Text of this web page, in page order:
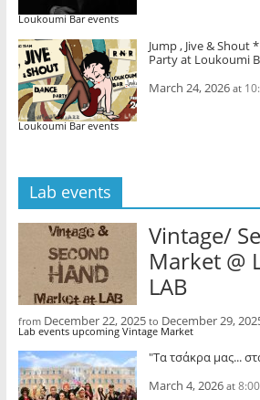
s
n
n
e
w
w
i
n
d
o
s
i
n
e
w
w
i
n
d
o
w
i
n
e
w
w
i
n
d
o
w
Loukoumi Bar events
Jump , Jive & Shout
Party at Loukoumi
March 24, 2026 at
Loukoumi Bar events
Lab events
Vintage/
Market @
LAB
from December 22, 2025 to December 29,
Lab events upcoming Vintage Market
"Τα τσάκρα μας...
March 4, 2026 at